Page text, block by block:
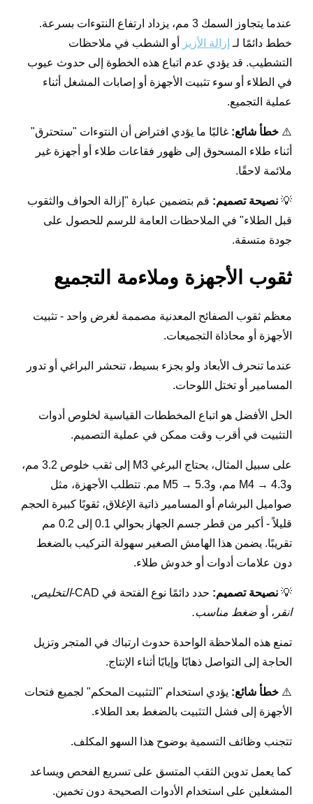
عندما يتجاوز السمك 3 مم، يزداد ارتفاع النتوءات بسرعة.
خطط دائمًا لـ إزالة الأزيز
أو الشطب في ملاحظات
التشطيب. قد يؤدي عدم اتباع هذه الخطوة إلى حدوث عيوب
في الطلاء أو سوء تثبيت الأجهزة أو إصابات المشغل أثناء
عملية التجميع.
⚠️ خطأ شائع: غالبًا ما يؤدي افتراض أن النتوءات "ستحترق"
أثناء طلاء المسحوق إلى ظهور فقاعات طلاء أو أجهزة غير
ملائمة لاحقًا.
💡 نصيحة تصميم: قم بتضمين عبارة "إزالة الحواف والثقوب
قبل الطلاء" في الملاحظات العامة للرسم للحصول على
جودة متسقة.
ثقوب الأجهزة وملاءمة التجميع
معظم ثقوب الصفائح المعدنية مصممة لغرض واحد - تثبيت
الأجهزة أو محاذاة التجميعات.
عندما تنحرف الأبعاد ولو بجزء بسيط، تنحشر البراغي أو تدور
المسامير أو تختل اللوحات.
الحل الأفضل هو اتباع المخططات القياسية لخلوص أدوات
التثبيت في أقرب وقت ممكن في عملية التصميم.
على سبيل المثال، يحتاج البرغي M3 إلى ثقب خلوص 3.2 مم،
وM4 → 4.3 مم، وM5 → 5.3 مم. تتطلب الأجهزة، مثل
صواميل البرشام أو المسامير ذاتية الإغلاق، ثقوبًا كبيرة الحجم
قليلاً - أكبر من قطر جسم الجهاز بحوالي 0.1 إلى 0.2 مم
تقريبًا. يضمن هذا الهامش الصغير سهولة التركيب بالضغط
دون علامات أدوات أو خدوش طلاء.
💡 نصيحة تصميم: حدد دائمًا نوع الفتحة في CAD- التخليص,
انقر ، أو ضغط مناسب.
تمنع هذه الملاحظة الواحدة حدوث ارتباك في المتجر وتزيل
الحاجة إلى التواصل ذهابًا وإيابًا أثناء الإنتاج.
⚠️ خطأ شائع: يؤدي استخدام "التثبيت المحكم" لجميع فتحات
الأجهزة إلى فشل التثبيت بالضغط بعد الطلاء.
تتجنب وظائف التسمية بوضوح هذا السهو المكلف.
كما يعمل تدوين الثقب المتسق على تسريع الفحص ويساعد
المشغلين على استخدام الأدوات الصحيحة دون تخمين.